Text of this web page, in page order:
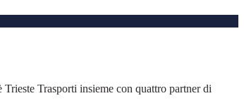
Trasporti insieme con quattro partner di